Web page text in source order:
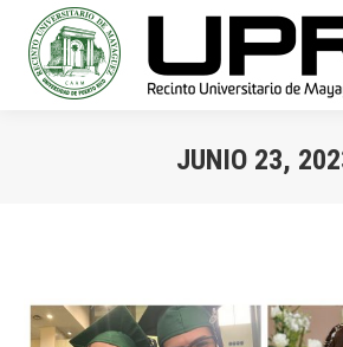
JUNIO 23,